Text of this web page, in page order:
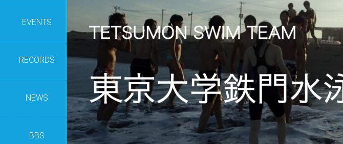
EVENTS
RECORDS
NEWS
BBS